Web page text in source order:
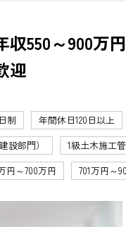
収550～900
迎
制 年間休日120日以上
設部門） 1級土木施工
円～700万円 701万円～